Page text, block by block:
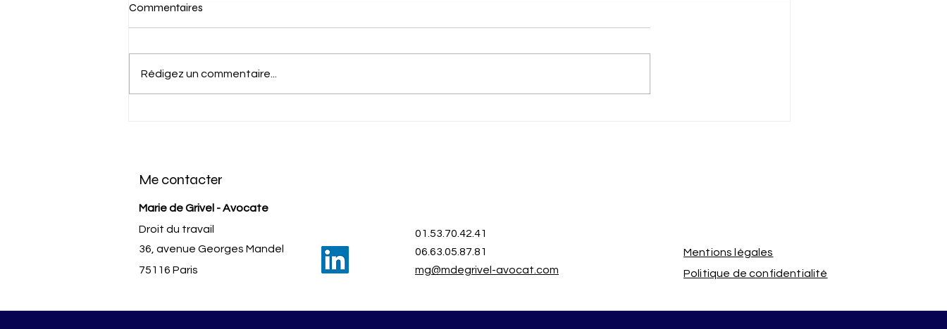
Commentaires
Rédigez un commentaire...
Me contacter
Marie de Grivel - Avocate
Droit du travail
36, avenue Georges Mandel
75116 Paris
01.53.70.42.41
06.63.05.87.81
mg@mdegrivel-avocat.com
Mentions légales
Politique de confidentialité